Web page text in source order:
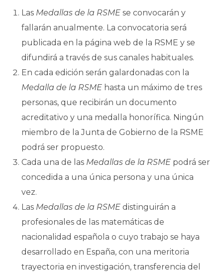
Las Medallas de la RSME se convocarán y
fallarán anualmente. La convocatoria será
publicada en la página web de la RSME y se
difundirá a través de sus canales habituales.
En cada edición serán galardonadas con la
Medalla de la RSME hasta un máximo de tres
personas, que recibirán un documento
acreditativo y una medalla honorífica. Ningún
miembro de la Junta de Gobierno de la RSME
podrá ser propuesto.
Cada una de las Medallas de la RSME podrá ser
concedida a una única persona y una única
vez.
Las Medallas de la RSME distinguirán a
profesionales de las matemáticas de
nacionalidad española o cuyo trabajo se haya
desarrollado en España, con una meritoria
trayectoria en investigación, transferencia del